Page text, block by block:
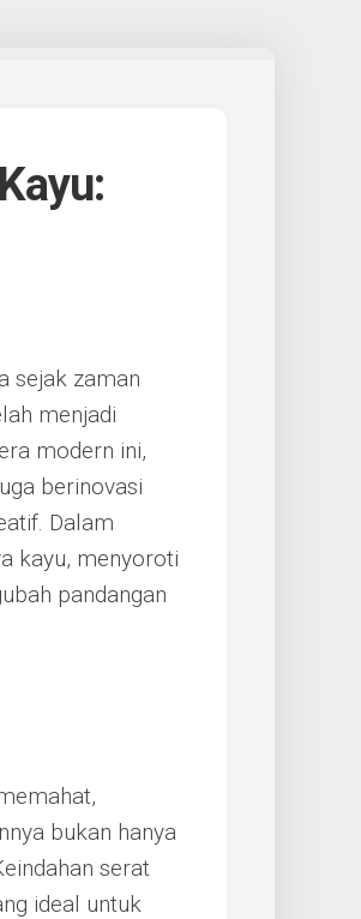
sejak zaman
menjadi
modern ini,
berinovasi
Dalam
kayu, menyoroti
pandangan
bukan hanya
serat
ideal untuk